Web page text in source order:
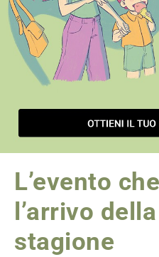
L’evento
l’arrivo
stagione